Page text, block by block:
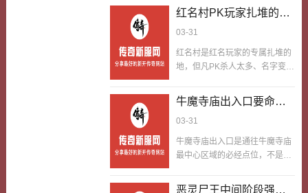
每天下午3点盟重传送的人最
多，这时候进去找同等级的玩家
PK，赢的概率高。我照做后，…
机，在打宝地图爆了不少好装
备。第一次去打宝地图赤月峡
了一下午都没遇到赤月恶魔，还
被其他玩家抢了月魔蜘蛛的掉落
家们在里面玩的时候，都记
BOSS刷新时间，比如赤月恶魔
每四小时刷新一次，提前十分钟
蹲守就行。我…
指挥，有死规矩的战法道配一
起，平时一起刷怪打宝，组队
打、沙巴克攻城一起上，彼此知
根知底，不会卖队友、抢装备，
是游戏里最稳固的团体，单打独
得自由，不想加入家族受约束，
其实因为玩家了解的话，就知道
攻城、闯关终极BOSS，都是家
族间的对抗，自个儿玩家连城门
听指挥，分工门儿清，战士冲脸
红名村PK玩家扎堆的地
自然就可以让自己立刻
03-31
红名村是红名玩家的专属扎堆的
地，但凡PK杀人太多、名字变红
儿，没胆子随便去稳得很区，怕
被别的玩家追杀，村里全是顶尖
的大佬或者爱PK的玩家，氛围心
里发慌得很，到处都是切磋、约
架的，装备差一点的都没胆子轻
有险得很，其实不然，在红名村
牛魔寺庙出入口要命的
点位能为自己增加更多
03-31
牛魔寺庙出入口是通往牛魔寺庙
最中心区域的必经点位，不是平
整月刷新牛魔系小怪和精英怪，
恶灵尸王中间阶段强力